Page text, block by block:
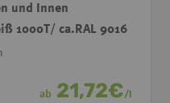
und Innen
1000T/ ca.RAL 9016
ab 21,72€/l